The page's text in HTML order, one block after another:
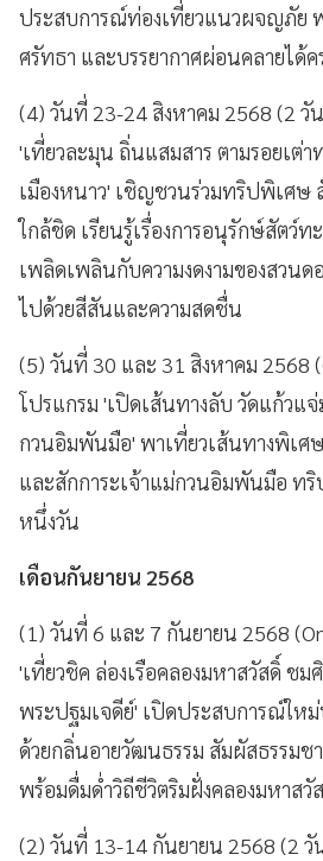
ประสบการณ์ท่องเที่ยวแนวผจญภัย
ศรัทธา และบรรยากาศผ่อนคลายได้
(4) วันที่ 23-24 สิงหาคม 2568 (2 วั
'เที่ยวละมุน ถิ่นแสมสาร ตามรอยเต่
เมืองหนาว' เชิญชวนร่วมทริปพิเศษ
ใกล้ชิด เรียนรู้เรื่องการอนุรักษ์สัตว์ท
เพลิดเพลินกับความงดงามของสวนด
ไปด้วยสีสันและความสดชื่น
(5) วันที่ 30 และ 31 สิงหาคม 2568
โปรแกรม 'เปิดเส้นทางลับ วัดแก้วแ
กวนอิมพันมือ' พาเที่ยวเส้นทางพิเศ
และสักการะเจ้าแม่กวนอิมพันมือ ทริ
หนึ่งวัน
เดือนกันยายน 2568
(1) วันที่ 6 และ 7 กันยายน 2568
'เที่ยวชิค ล่องเรือคลองมหาสวัสดิ์ ชม
พระปฐมเจดีย์' เปิดประสบการณ์ให
ด้วยกลิ่นอายวัฒนธรรม สัมผัสธรรมช
พร้อมดื่มด่ำวิถีชีวิตริมฝั่งคลองมหาสวั
(2) วันที่ 13-14 กันยายน 2568 (2 วั